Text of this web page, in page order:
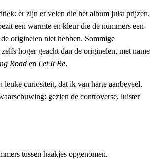
er zijn er velen die het album juist prijzen.
een warmte en kleur die de nummers een
originelen niet hebben. Sommige
hoger geacht dan de originelen, met name
Road en Let It Be.
leuke curiositeit, dat ik van harte aanbeveel.
gezien de controverse, luister
tussen haakjes opgenomen.